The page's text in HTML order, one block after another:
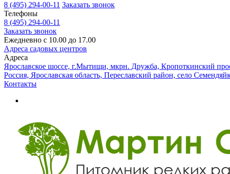
8 (495) 294-00-11 Заказать звонок
Телефоны
8 (495) 294-00-11
Заказать звонок
Ежедневно с 10.00 до 17.00
Адреса садовых центров
Адреса
Ярославское шоссе, г.Мытищи, мкрн. Дружба, Кропоткинский
Россия, Ярославская область, Переславский район, село
Контакты